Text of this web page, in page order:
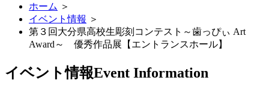
ホーム ＞
イベント情報 ＞
第３回大分県高校生彫刻コンテスト～歯っぴぃ Art
Award～ 優秀作品展【エントランスホール】
イベント情報Event Information